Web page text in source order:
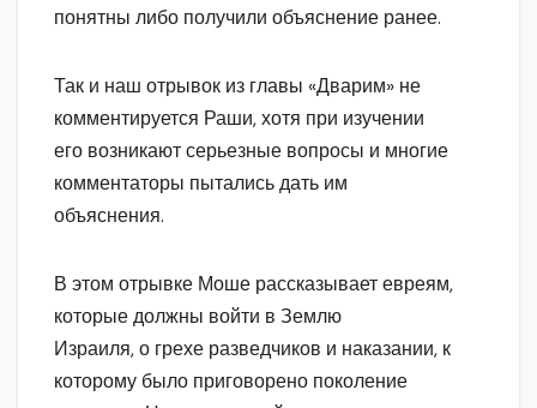
понятны либо получили объяснение ранее.
Так и наш отрывок из главы «Дварим» не
комментируется Раши, хотя при изучении
его возникают серьезные вопросы и многие
комментаторы пытались дать им
объяснения.
В этом отрывке Моше рассказывает евреям,
которые должны войти в Землю
Израиля, о грехе разведчиков и наказании, к
которому было приговорено поколение